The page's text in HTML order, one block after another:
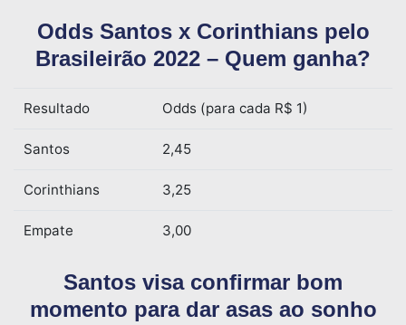
Odds Santos x Corinthians pelo
Brasileirão 2022 – Quem ganha?
Resultado Odds (para cada R$ 1)
Santos 2,45
Corinthians 3,25
Empate 3,00
Santos visa confirmar bom
momento para dar asas ao sonho